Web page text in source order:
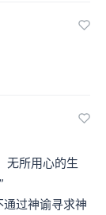
无所用心的生
过神谕寻求神